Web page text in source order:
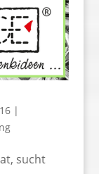
|
sucht